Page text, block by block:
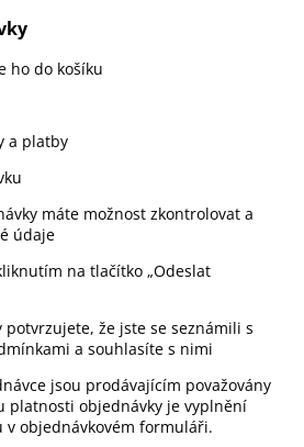
ho do košíku
a platby
máte možnost zkontrolovat a
údaje
na tlačítko „Odeslat
že jste se seznámili s
a souhlasíte s nimi
jsou prodávajícím považovány
platnosti objednávky je vyplnění
v objednávkovém formuláři.